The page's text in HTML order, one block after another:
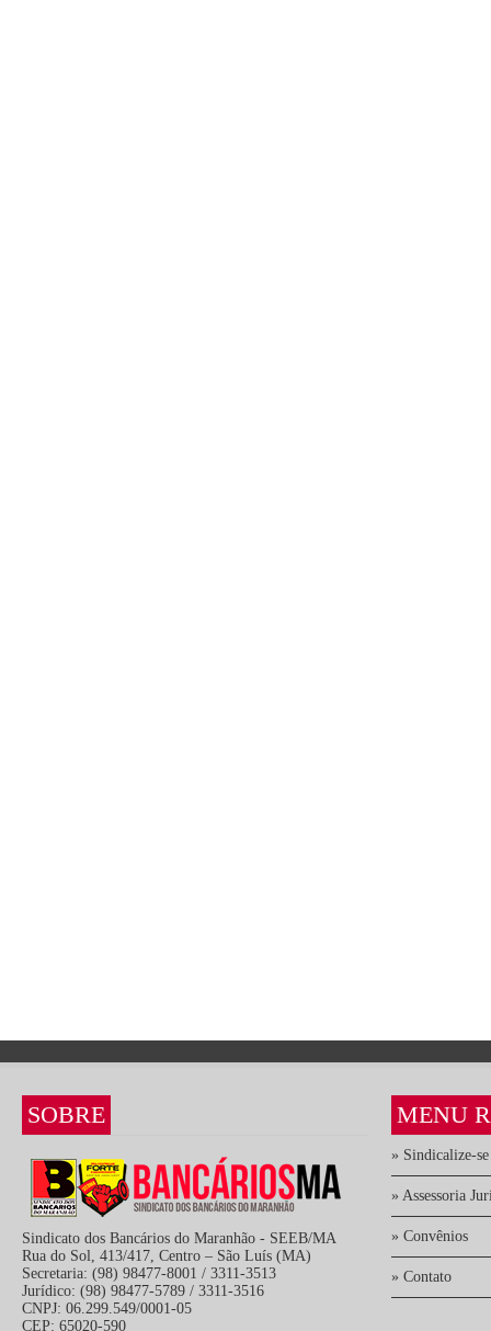
SOBRE
Sindicato dos Bancários do Maranhão - SEEB/MA
Rua do Sol, 413/417, Centro – São Luís (MA)
Secretaria: (98) 98477-8001 / 3311-3513
Jurídico: (98) 98477-5789 / 3311-3516
CNPJ: 06.299.549/0001-05
CEP: 65020-590
MENU
» Sindicalize-se
» Assessoria
» Convênios
» Contato